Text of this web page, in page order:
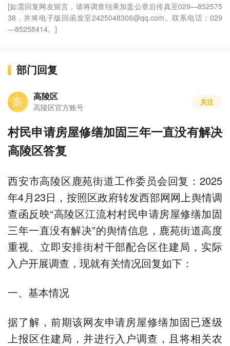
[如需回复网友留言，请将调查结果加盖公章后传真至029—852575
38，并将电子版回函发至2425048306@qq.com。联系电话：029
—85258414。]
部门回复
高 高陵区
高陵区官方账号
关注
村民申请房屋修缮加固三年一直没有解决
高陵区答复
西安市高陵区鹿苑街道工作委员会回复：2025
年4月23日，按照区政府转发西部网网上舆情调
查函反映“高陵区江流村村民申请房屋修缮加固
三年一直没有解决”的舆情信息，鹿苑街道高度
重视、立即安排街村干部配合区住建局，实际
入户开展调查，现就有关情况回复如下：
一、基本情况
据了解，前期该网友申请房屋修缮加固已逐级
上报区住建局，并进行入户调查，且将相关农